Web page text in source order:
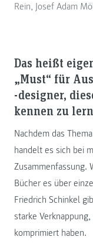
Rein, Josef Adam
Das heißt
„Must“ für
-designer,
kennen zu
Nachdem das
handelt es sich bei
Zusammenfassung.
Bücher es über
Friedrich Schinkel
starke
komprimiert haben.